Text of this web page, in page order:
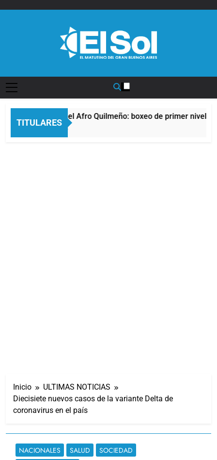
TITULARES
La noche del Afro Quilmeño: boxeo de primer nivel
14 Horas Atrás
Inicio
ULTIMAS NOTICIAS
Diecisiete nuevos casos de la variante Delta de
coronavirus en el país
NACIONALES SALUD
SOCIEDAD